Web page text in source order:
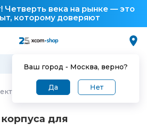
Четверть века на рынке — это
которому доверяют
Ваш город - Москва, верно?
Да Нет
для ПК и ноутбуков
для